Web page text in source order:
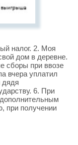
налог. 2. Моя
дом в деревне.
сборы при ввозе
вчера уплатил
дядя
6. При
при получении